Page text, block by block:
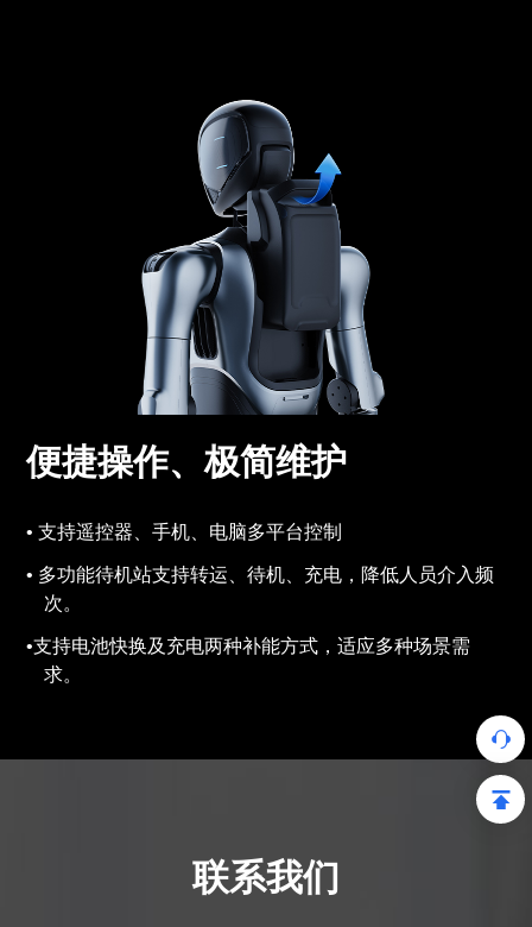
便捷操作、极简维护
支持遥控器、手机、电脑多平台控制
多功能待机站支持转运、待机、充电，降低人员介入频
次。
支持电池快换及充电两种补能方式，适应多种场景需
求。
联系我们